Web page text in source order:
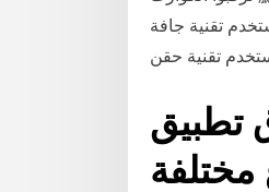
تقنية جافة
تقنية حقن
تطبيق
مختلفة